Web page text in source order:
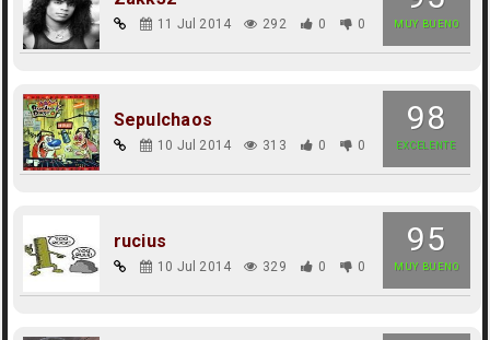
MUY BUENO
11 Jul 2014 292 0 0
98
EXCELENTE
Sepulchaos
10 Jul 2014 313 0 0
95
MUY BUENO
rucius
10 Jul 2014 329 0 0